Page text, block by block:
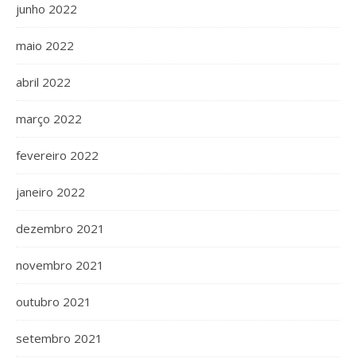
junho 2022
maio 2022
abril 2022
março 2022
fevereiro 2022
janeiro 2022
dezembro 2021
novembro 2021
outubro 2021
setembro 2021